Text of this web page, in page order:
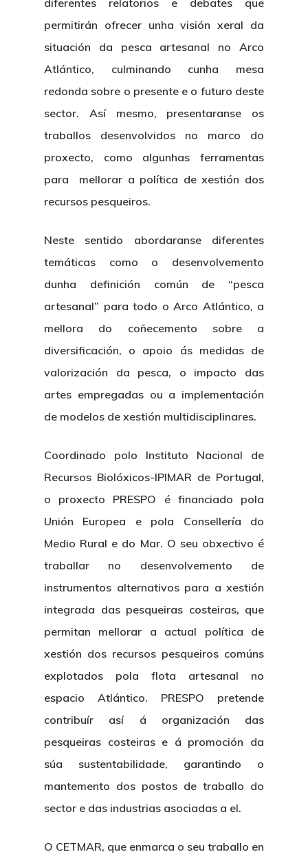
diferentes relatorios e debates que
permitirán ofrecer unha visión xeral da
situación da pesca artesanal no Arco
Atlántico, culminando cunha mesa
redonda sobre o presente e o futuro deste
sector. Así mesmo, presentaranse os
traballos desenvolvidos no marco do
proxecto, como algunhas ferramentas
para mellorar a política de xestión dos
recursos pesqueiros.
Neste sentido abordaranse diferentes
temáticas como o desenvolvemento
dunha definición común de “pesca
artesanal” para todo o Arco Atlántico, a
mellora do coñecemento sobre a
diversificación, o apoio ás medidas de
valorización da pesca, o impacto das
artes empregadas ou a implementación
de modelos de xestión multidisciplinares.
Coordinado polo Instituto Nacional de
Recursos Biolóxicos-IPIMAR de Portugal,
o proxecto PRESPO é financiado pola
Unión Europea e pola Consellería do
Medio Rural e do Mar. O seu obxectivo é
traballar no desenvolvemento de
instrumentos alternativos para a xestión
integrada das pesqueiras costeiras, que
permitan mellorar a actual política de
xestión dos recursos pesqueiros comúns
explotados pola flota artesanal no
espacio Atlántico. PRESPO pretende
contribuír así á organización das
pesqueiras costeiras e á promoción da
súa sustentabilidade, garantindo o
mantemento dos postos de traballo do
sector e das industrias asociadas a el.
O CETMAR, que enmarca o seu traballo en